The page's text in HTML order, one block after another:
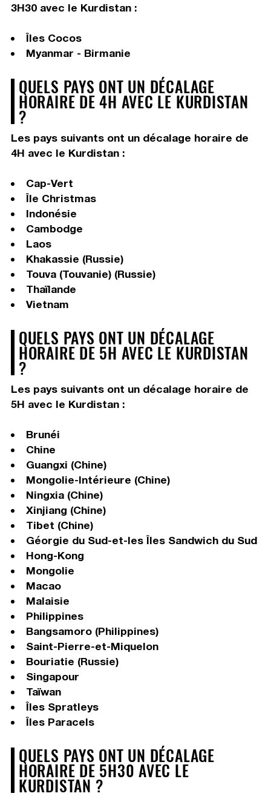
3H30 avec le Kurdistan :
Îles Cocos
Myanmar - Birmanie
QUELS PAYS ONT UN DÉCALAGE
HORAIRE DE 4H AVEC LE KURDISTAN
?
Les pays suivants ont un décalage horaire de
4H avec le Kurdistan :
Cap-Vert
Île Christmas
Indonésie
Cambodge
Laos
Khakassie (Russie)
Touva (Touvanie) (Russie)
Thaïlande
Vietnam
QUELS PAYS ONT UN DÉCALAGE
HORAIRE DE 5H AVEC LE KURDISTAN
?
Les pays suivants ont un décalage horaire de
5H avec le Kurdistan :
Brunéi
Chine
Guangxi (Chine)
Mongolie-Intérieure (Chine)
Ningxia (Chine)
Xinjiang (Chine)
Tibet (Chine)
Géorgie du Sud-et-les Îles Sandwich du Sud
Hong-Kong
Mongolie
Macao
Malaisie
Philippines
Bangsamoro (Philippines)
Saint-Pierre-et-Miquelon
Bouriatie (Russie)
Singapour
Taïwan
Îles Spratleys
Îles Paracels
QUELS PAYS ONT UN DÉCALAGE
HORAIRE DE 5H30 AVEC LE
KURDISTAN ?